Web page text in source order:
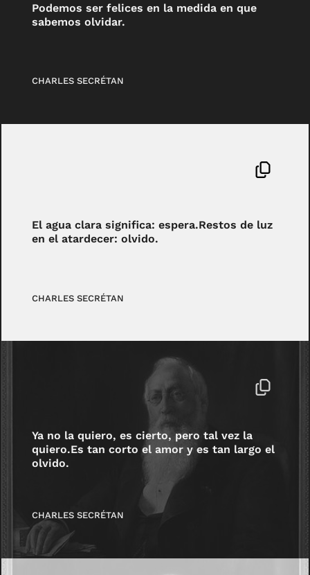
Podemos ser felices en la medida en que
sabemos olvidar.
CHARLES SECRÉTAN
El agua clara significa: espera.Restos de luz
en el atardecer: olvido.
CHARLES SECRÉTAN
Ya no la quiero, es cierto, pero tal vez la
quiero.Es tan corto el amor y es tan largo el
olvido.
CHARLES SECRÉTAN